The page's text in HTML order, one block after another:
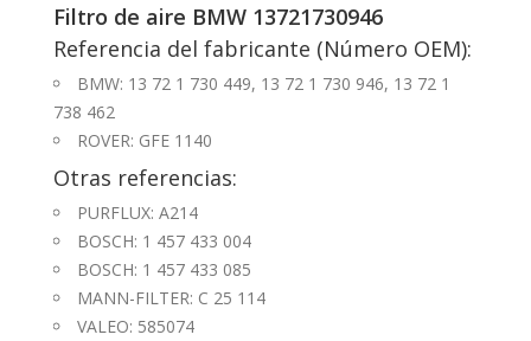
Filtro de aire BMW 13721730946
Referencia del fabricante (Número OEM):
BMW: 13 72 1 730 449, 13 72 1 730 946, 13 72 1
738 462
ROVER: GFE 1140
Otras referencias:
PURFLUX: A214
BOSCH: 1 457 433 004
BOSCH: 1 457 433 085
MANN-FILTER: C 25 114
VALEO: 585074